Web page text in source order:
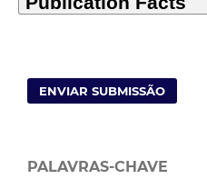
ENVIAR SUBMISSÃO
PALAVRAS-CHAVE